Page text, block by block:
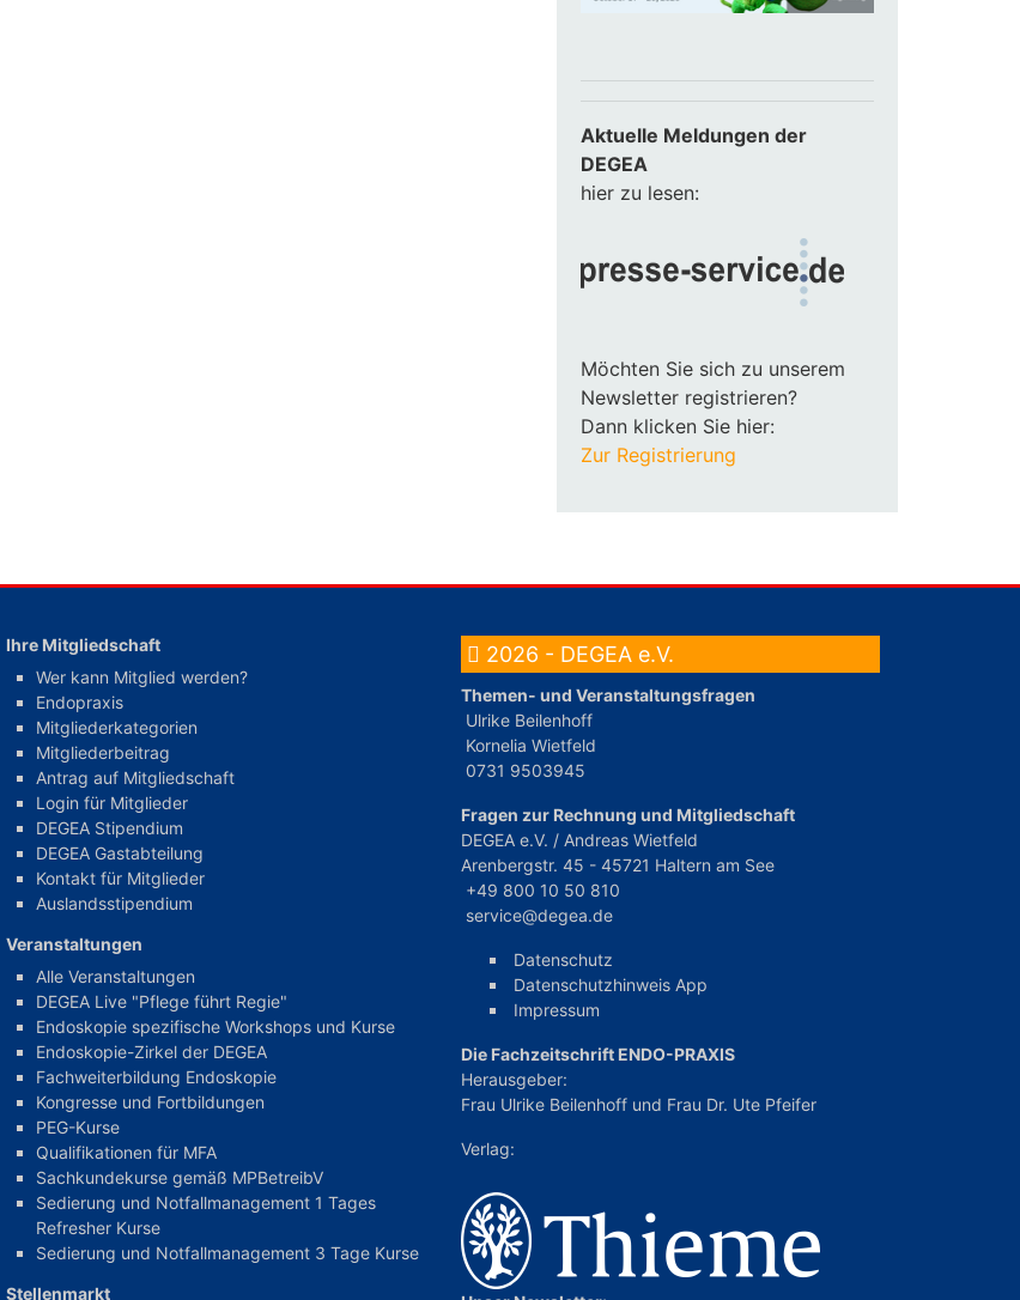
Aktuelle Meldungen der
DEGEA
hier zu lesen:
Möchten Sie sich zu unserem
Newsletter registrieren?
Dann klicken Sie hier:
Zur Registrierung
Ihre Mitgliedschaft
Wer kann Mitglied werden?
Endopraxis
Mitgliederkategorien
Mitgliederbeitrag
Antrag auf Mitgliedschaft
Login für Mitglieder
DEGEA Stipendium
DEGEA Gastabteilung
Kontakt für Mitglieder
Auslandsstipendium
Veranstaltungen
Alle Veranstaltungen
DEGEA Live "Pflege führt Regie"
Endoskopie spezifische Workshops und Kurse
Endoskopie-Zirkel der DEGEA
Fachweiterbildung Endoskopie
Kongresse und Fortbildungen
PEG-Kurse
Qualifikationen für MFA
Sachkundekurse gemäß MPBetreibV
Sedierung und Notfallmanagement 1 Tages
Refresher Kurse
Sedierung und Notfallmanagement 3 Tage Kurse
Stellenmarkt
2026 - DEGEA e.V.
Themen- und Veranstaltungsfragen
Ulrike Beilenhoff
Kornelia Wietfeld
0731 9503945
Fragen zur Rechnung und Mitgliedschaft
DEGEA e.V. / Andreas Wietfeld
Arenbergstr. 45 - 45721 Haltern am See
+49 800 10 50 810
service@degea.de
Datenschutz
Datenschutzhinweis App
Impressum
Die Fachzeitschrift ENDO-PRAXIS
Herausgeber:
Frau Ulrike Beilenhoff und Frau Dr. Ute Pfeifer
Verlag: